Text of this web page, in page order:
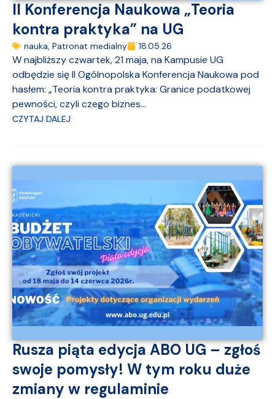
II Konferencja Naukowa „Teoria
kontra praktyka” na UG
nauka, Patronat medialny 18.05.26
W najbliższy czwartek, 21 maja, na Kampusie UG
odbędzie się II Ogólnopolska Konferencja Naukowa pod
hasłem: „Teoria kontra praktyka: Granice podatkowej
pewności, czyli czego biznes...
CZYTAJ DALEJ
Rusza piąta edycja ABO UG – zgłoś
swoje pomysły! W tym roku duże
zmiany w regulaminie